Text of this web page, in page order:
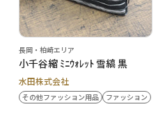
長岡・柏崎エリア
小千谷縮 ﾐﾆｳｫﾚｯﾄ 雪縞 黒
水田株式会社
その他ファッション用品 ファッション